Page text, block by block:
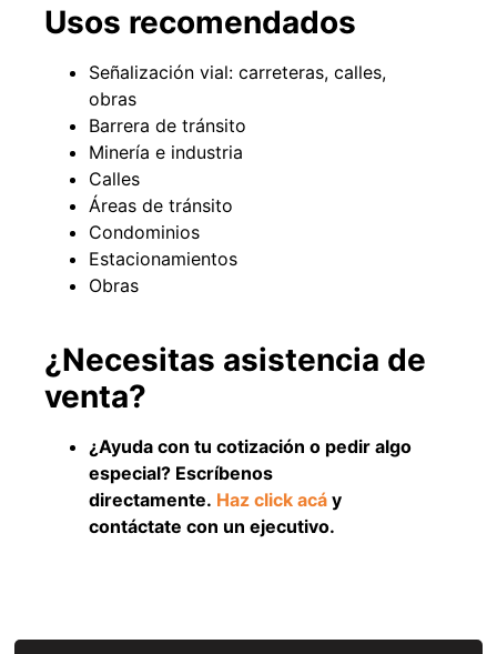
Usos recomendados
Señalización vial: carreteras, calles,
obras
Barrera de tránsito
Minería e industria
Calles
Áreas de tránsito
Condominios
Estacionamientos
Obras
¿Necesitas asistencia de
venta?
¿Ayuda con tu cotización o pedir algo
especial? Escríbenos
directamente. Haz click acá y
contáctate con un ejecutivo.
Empaquetadura 3/16"
$ 803.797
Agregar al carrito
Explora más productos